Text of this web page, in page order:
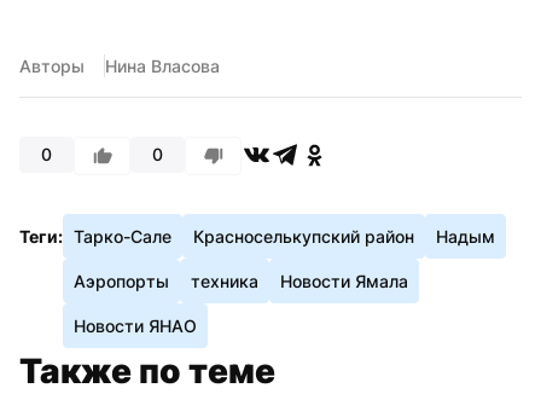
Авторы Нина Власова
0 0
Теги: Тарко-Сале Красноселькупский район Надым
Аэропорты техника Новости Ямала
Новости ЯНАО
Также по теме